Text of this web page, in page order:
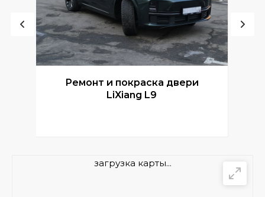
Ремонт и покраска двери
LiXiang L9
загрузка карты...